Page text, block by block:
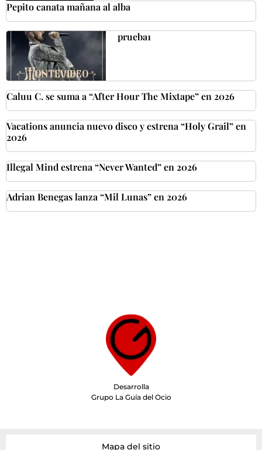
Pepito canata mañana al alba
prueba1
Caluu C. se suma a “After Hour The Mixtape” en 2026
Vacations anuncia nuevo disco y estrena “Holy Grail” en
2026
Illegal Mind estrena “Never Wanted” en 2026
Adrian Benegas lanza “Mil Lunas” en 2026
Desarrolla
Grupo La Guía del Ocio
Mapa del sitio